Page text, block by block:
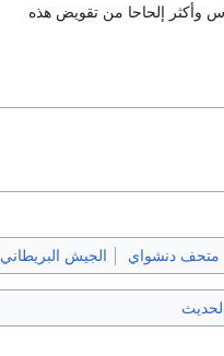
وأكثر إلحاحا من تقويض هذه
متحف دنشواي الجيش البريطاني